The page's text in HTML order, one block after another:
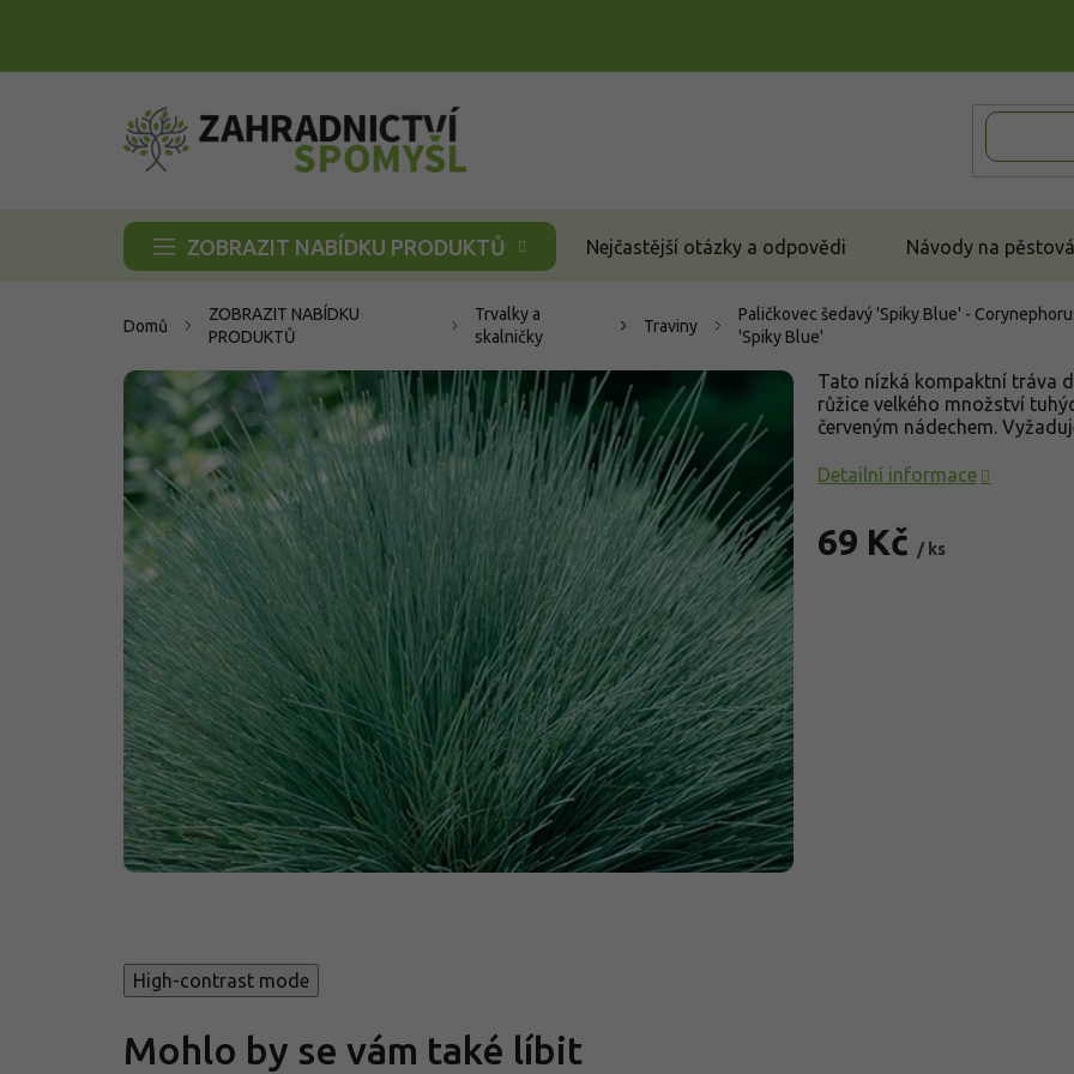
ZOBRAZIT NABÍDKU PRODUKTŮ Nejčastější otázky a odpovědi Návody na
Domů
ZOBRAZIT NABÍDKU
PRODUKTŮ
Trvalky a
skalničky
Traviny
Paličkovec šedavý 'Spiky Blue' -
'Spiky Blue'
69 Kč / ks
Tato nízká kompaktní tráva
růžice velkého množství
červeným nádechem.
Detailní informace
High-contrast mode
Mohlo by se vám také líbit